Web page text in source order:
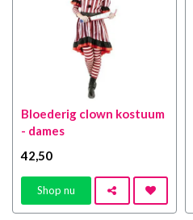
Bloederig clown kostuum
- dames
42 ,50
Shop nu